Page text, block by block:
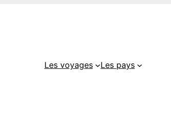
Les voyages Les pays